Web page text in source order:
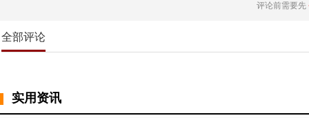
评论前需要先
全部评论
实用资讯